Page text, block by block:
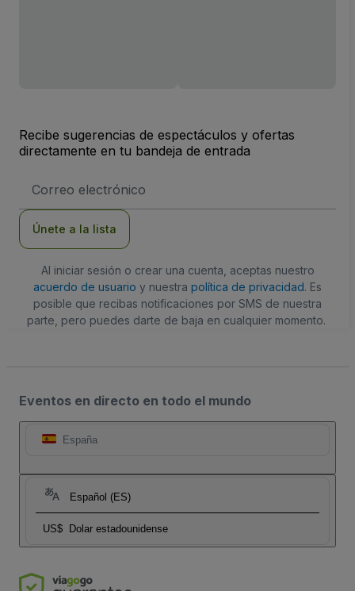
Recibe sugerencias de espectáculos y ofertas
directamente en tu bandeja de entrada
de
Únete a la lista
Al iniciar sesión o crear una cuenta, aceptas nuestro
acuerdo de usuario y nuestra política de privacidad. Es
posible que recibas notificaciones por SMS de nuestra
parte, pero puedes darte de baja en cualquier momento.
Eventos en directo en todo el mundo
España
Español (ES)
US$ Dolar estadounidense